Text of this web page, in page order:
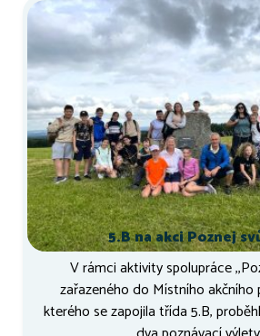
5.B na akci Poznej
V rámci aktivity spolupráce
zařazeného do Místního akčního
kterého se zapojila třída 5.B,